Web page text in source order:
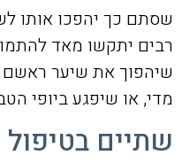
שסתם כך יהפכו אותו
רבים יתקשו מאד
שיהפוך את שיער ראשם
מדי, או שיפגע ביופי
שתיים